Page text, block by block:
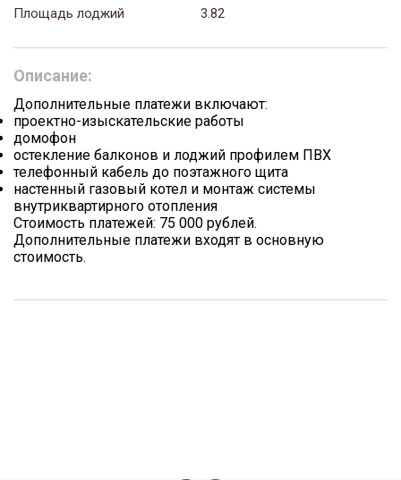
Площадь лоджий
3.82
Описание:
Дополнительные платежи включают:
проектно-изыскательские работы
домофон
остекление балконов и лоджий профилем ПВХ
телефонный кабель до поэтажного щита
настенный газовый котел и монтаж системы
внутриквартирного отопления
Стоимость платежей: 75 000 рублей.
Дополнительные платежи входят в основную
стоимость.